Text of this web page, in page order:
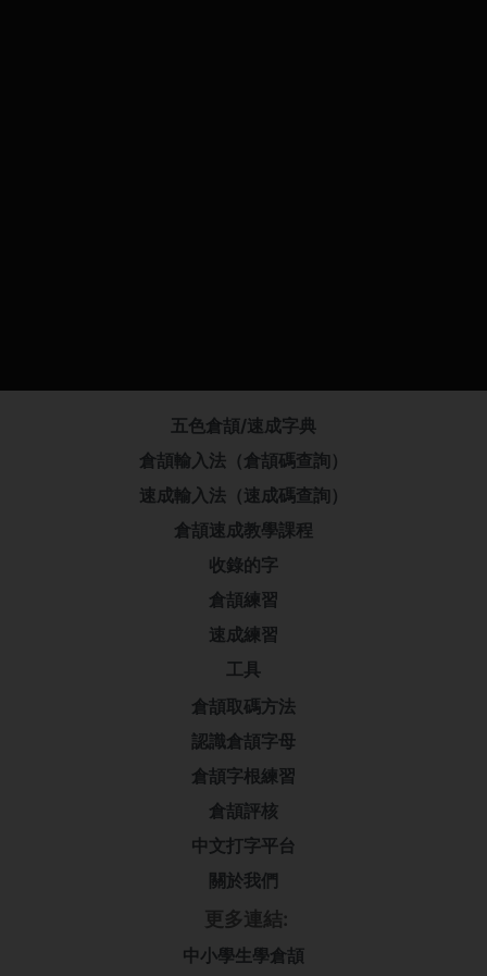
五色倉頡/速成字典
倉頡輸入法（倉頡碼查詢）
速成輸入法（速成碼查詢）
倉頡速成教學課程
收錄的字
倉頡練習
速成練習
工具
倉頡取碼方法
認識倉頡字母
倉頡字根練習
倉頡評核
中文打字平台
關於我們
更多連結:
中小學生學倉頡